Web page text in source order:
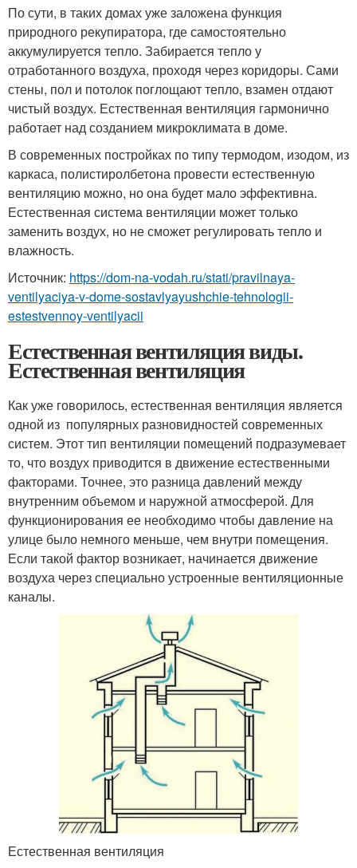
По сути, в таких домах уже заложена функция
природного рекупиратора, где самостоятельно
аккумулируется тепло. Забирается тепло у
отработанного воздуха, проходя через коридоры. Сами
стены, пол и потолок поглощают тепло, взамен отдают
чистый воздух. Естественная вентиляция гармонично
работает над созданием микроклимата в доме.
В современных постройках по типу термодом, изодом, из
каркаса, полистиролбетона провести естественную
вентиляцию можно, но она будет мало эффективна.
Естественная система вентиляции может только
заменить воздух, но не сможет регулировать тепло и
влажность.
Источник: https://dom-na-vodah.ru/stati/pravilnaya-
ventilyaciya-v-dome-sostavlyayushchie-tehnologii-
estestvennoy-ventilyacii
Естественная вентиляция виды.
Естественная вентиляция
Как уже говорилось, естественная вентиляция является
одной из популярных разновидностей современных
систем. Этот тип вентиляции помещений подразумевает
то, что воздух приводится в движение естественными
факторами. Точнее, это разница давлений между
внутренним объемом и наружной атмосферой. Для
функционирования ее необходимо чтобы давление на
улице было немного меньше, чем внутри помещения.
Если такой фактор возникает, начинается движение
воздуха через специально устроенные вентиляционные
каналы.
Естественная вентиляция